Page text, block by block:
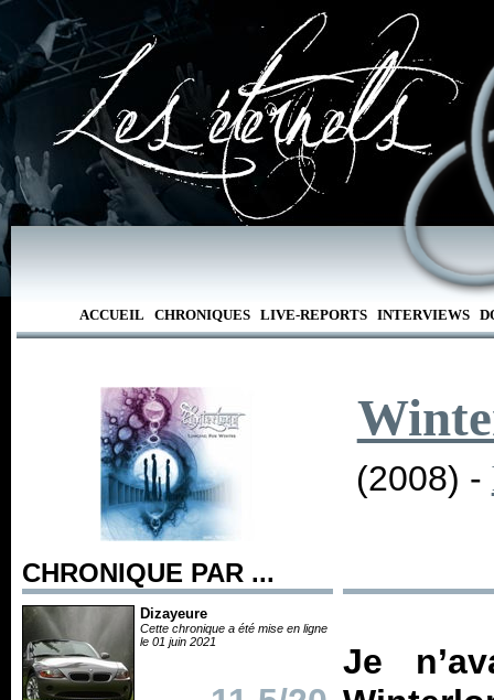
ACCUEIL CHRONIQUES LIVE-REPORTS INTERVIEWS
CHRONIQUE PAR ...
Dizayeure
Cette chronique a été mise en ligne
le 01 juin 2021
(2008) -
Je